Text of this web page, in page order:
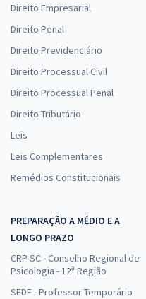
Direito Empresarial
Direito Penal
Direito Previdenciário
Direito Processual Civil
Direito Processual Penal
Direito Tributário
Leis
Leis Complementares
Remédios Constitucionais
PREPARAÇÃO A MÉDIO E A
LONGO PRAZO
CRP SC - Conselho Regional de
Psicologia - 12ª Região
SEDF - Professor Temporário